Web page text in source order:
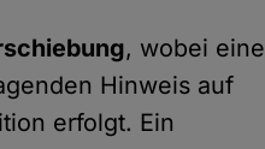
, wobei eine
Hinweis auf
erfolgt. Ein